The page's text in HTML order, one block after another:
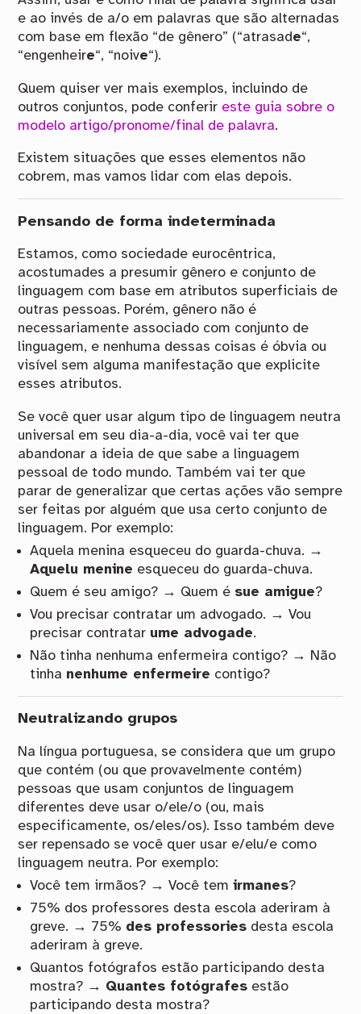
e ao invés de a/o em palavras que são alternadas
com base em flexão “de gênero” (“atrasade“,
“engenheire“, “noive“).
Quem quiser ver mais exemplos, incluindo de
outros conjuntos, pode conferir este guia sobre o
modelo artigo/pronome/final de palavra.
Existem situações que esses elementos não
cobrem, mas vamos lidar com elas depois.
Pensando de forma indeterminada
Estamos, como sociedade eurocêntrica,
acostumades a presumir gênero e conjunto de
linguagem com base em atributos superficiais de
outras pessoas. Porém, gênero não é
necessariamente associado com conjunto de
linguagem, e nenhuma dessas coisas é óbvia ou
visível sem alguma manifestação que explicite
esses atributos.
Se você quer usar algum tipo de linguagem neutra
universal em seu dia-a-dia, você vai ter que
abandonar a ideia de que sabe a linguagem
pessoal de todo mundo. Também vai ter que
parar de generalizar que certas ações vão sempre
ser feitas por alguém que usa certo conjunto de
linguagem. Por exemplo:
Aquela menina esqueceu do guarda-chuva. →
Aquelu menine esqueceu do guarda-chuva.
Quem é seu amigo? → Quem é sue amigue?
Vou precisar contratar um advogado. → Vou
precisar contratar ume advogade.
Não tinha nenhuma enfermeira contigo? → Não
tinha nenhume enfermeire contigo?
Neutralizando grupos
Na língua portuguesa, se considera que um grupo
que contém (ou que provavelmente contém)
pessoas que usam conjuntos de linguagem
diferentes deve usar o/ele/o (ou, mais
especificamente, os/eles/os). Isso também deve
ser repensado se você quer usar e/elu/e como
linguagem neutra. Por exemplo:
Você tem irmãos? → Você temirmanes?
75% dos professores desta escola aderiram à
greve. → 75% des professories desta escola
aderiram à greve.
Quantos fotógrafos estão participando desta
mostra? → Quantes fotógrafes estão
participando desta mostra?